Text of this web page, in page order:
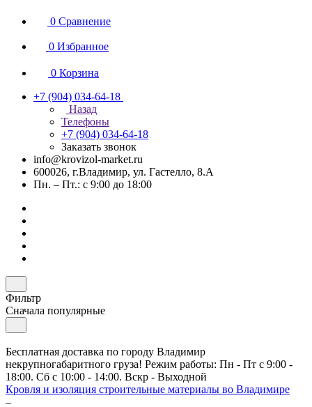
0 Сравнение
0 Избранное
0 Корзина
+7 (904) 034-64-18
Назад
Телефоны
+7 (904) 034-64-18
Заказать звонок
info@krovizol-market.ru
600026, г.Владимир, ул. Гастелло, 8.А
Пн. – Пт.: с 9:00 до 18:00
Фильтр
Сначала популярные
Бесплатная доставка по городу Владимир
некрупногабаритного груза! Режим работы: Пн - Пт с 9:00 -
18:00. Сб с 10:00 - 14:00. Вскр - Выходной
Кровля и изоляция строительные материалы во Владимире
–